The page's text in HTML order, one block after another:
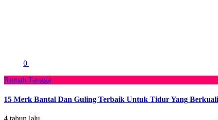
0
Rumah Tangga
15 Merk Bantal Dan Guling Terbaik Untuk Tidur Yang
4 tahun lalu